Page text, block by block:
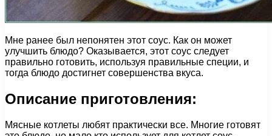
Мне ранее был непонятен этот соус. Как он может
улучшить блюдо? Оказывается, этот соус следует
правильно готовить, используя правильные специи, и
тогда блюдо достигнет совершенства вкуса.
Описание приготовления:
Мясные котлеты любят практически все. Многие готовят